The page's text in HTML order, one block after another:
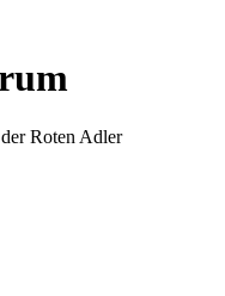
Roten Adler